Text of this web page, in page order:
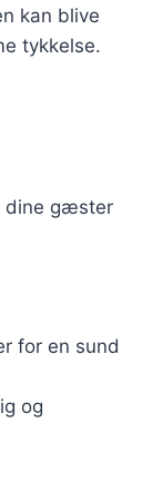
kan blive
tykkelse.
dine gæster
for en sund
og